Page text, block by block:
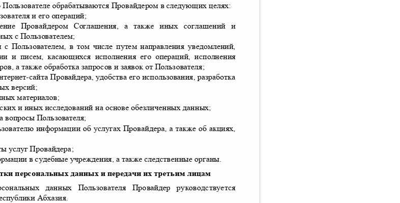
обрабатываются Провайдером в следующих целях:
и его операций;
Провайдером Соглашения ,а также иных соглашений и
с Пользователем;
с Пользователем ,в том числе путем направления уведомлений,
и писем ,касающихся исполнения его операций,исполнения
,а также обработка запросов и заявок от Пользователя;
-сайта Провайдера ,удобства его использования ,разработка
версий;
материалов;
и иных исследований на основе обезличенных данных;
вопросы Пользователя;
информации об услугах Провайдера,а также об акциях,
услуг Провайдера;
в судебные учреждения,а также следственные органы.
персональных данных и передачи их третьим лицам
данных Пользователя Провайдер руководствуется
Абхазия.